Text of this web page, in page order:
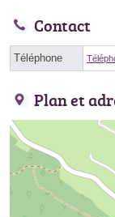
Contact
Téléphone
Plan et